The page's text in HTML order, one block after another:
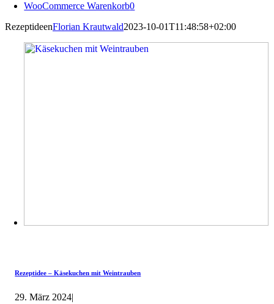
WooCommerce Warenkorb0
RezeptideenFlorian Krautwald2023-10-01T11:48:58+02:00
Rezeptidee – Käsekuchen mit Weintrauben
29. März 2024|